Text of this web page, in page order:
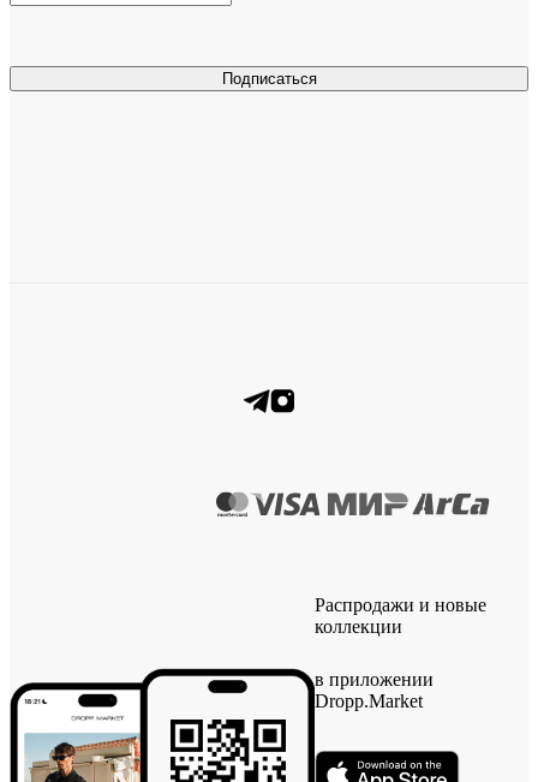
Подписаться
Распродажи и новые
коллекции
в приложении
Dropp.Market